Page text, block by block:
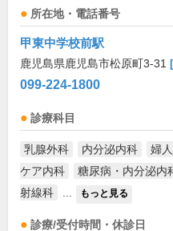
所在地・電話番号
甲東中学校前駅
鹿児島県鹿児島市松原町3-31
099-224-1800
診療科目
乳腺外科 内分泌内科 婦
ケア内科
糖尿病・内分泌内
射線科
もっと見る
診療/受付時間・休診日